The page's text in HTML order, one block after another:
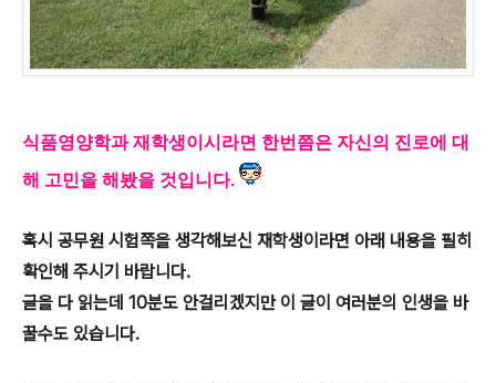
식품영양학과 재학생이시라면 한번쯤은 자신의 진로에 대
해 고민을 해봤을 것입니다.
혹시 공무원 시험쪽을 생각해보신 재학생이라면 아래 내용을 필히
확인해 주시기 바랍니다.
글을 다 읽는데 10분도 안걸리겠지만 이 글이 여러분의 인생을 바
꿀수도 있습니다.